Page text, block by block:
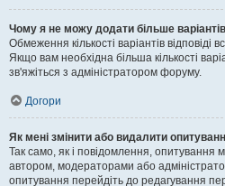
Чому я не можу додати більше варіантів
Обмеження кількості варіантів
Якщо вам необхідна більша кількості
зв'яжіться з адміністратором форуму.
Догори
Як мені змінити або видалити
Так само, як і повідомлення, опитування
автором, модераторами або
опитування перейдіть до редагування